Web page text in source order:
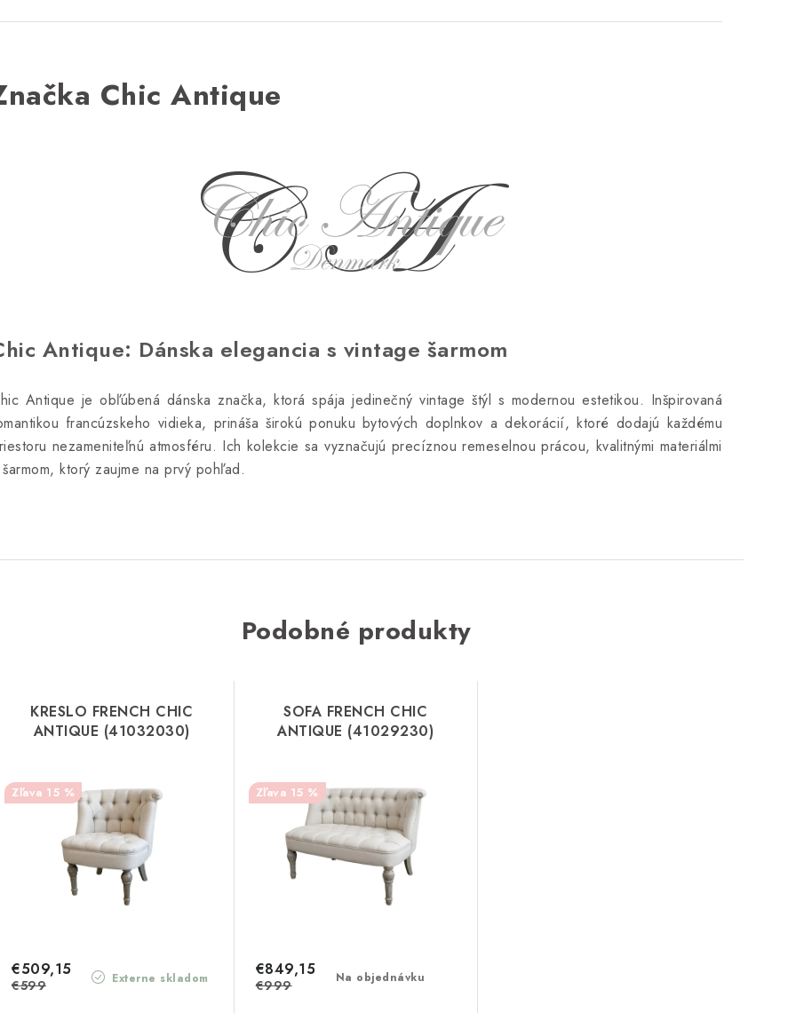
Chic Antique
Antique: Dánska elegancia s vintage šarmom
Antique je obľúbená dánska značka, ktorá spája jedinečný vintage štýl s modernou estetikou. Inšpirovaná
francúzskeho vidieka, prináša širokú ponuku bytových doplnkov a dekorácií, ktoré dodajú každému
nezameniteľnú atmosféru. Ich kolekcie sa vyznačujú precíznou remeselnou prácou, kvalitnými materiálmi
ktorý zaujme na prvý pohľad.
Podobné produkty
KRESLO FRENCH CHIC
ANTIQUE (41032030)
15 %
Externe skladom
€509,15
€599
SOFA FRENCH CHIC
ANTIQUE (41029230)
15 %
Na objednávku
€849,15
€999